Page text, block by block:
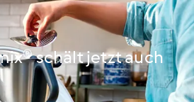
schält jetzt auch